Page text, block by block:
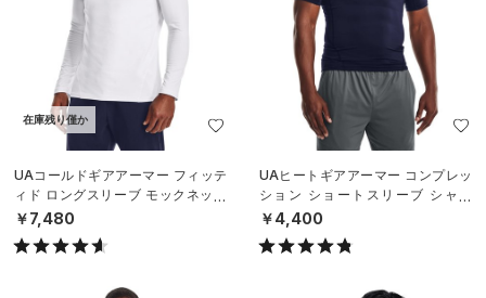
在庫残り僅か
UAコールドギアアーマー フィッテ
ィド ロングスリーブ モックネック
シャツ（トレーニング/MEN）
￥7,480
UAヒートギアアーマー コンプレッ
ション ショートスリーブ シャツ
（トレーニング/MEN）
￥4,400